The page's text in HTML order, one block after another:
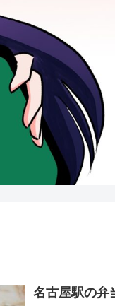
名古屋駅の弁